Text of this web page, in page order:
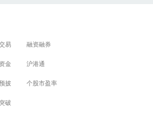
易 融资融券
金 沪港通
披 个股市盈率
破